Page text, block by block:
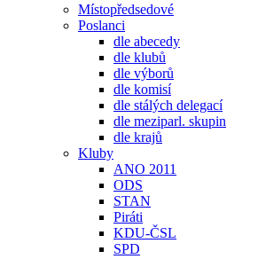
Místopředsedové
Poslanci
dle abecedy
dle klubů
dle výborů
dle komisí
dle stálých delegací
dle meziparl. skupin
dle krajů
Kluby
ANO 2011
ODS
STAN
Piráti
KDU-ČSL
SPD